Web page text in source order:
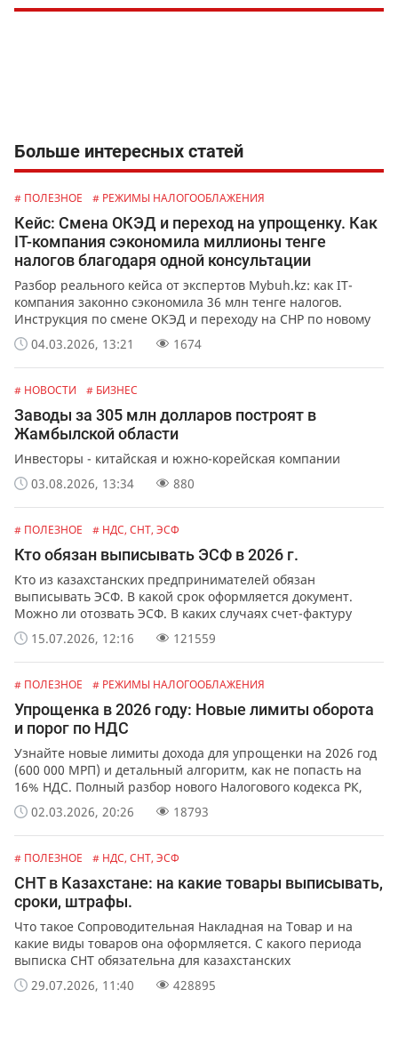
Больше интересных статей
# ПОЛЕЗНОЕ # РЕЖИМЫ НАЛОГООБЛАЖЕНИЯ
Кейс: Смена ОКЭД и переход на упрощенку. Как
IT-компания сэкономила миллионы тенге
налогов благодаря одной консультации
Разбор реального кейса от экспертов Mybuh.kz: как IT-
компания законно сэкономила 36 млн тенге налогов.
Инструкция по смене ОКЭД и переходу на СНР по новому
Налоговому кодексу 2026.
04.03.2026, 13:21 1674
# НОВОСТИ # БИЗНЕС
Заводы за 305 млн долларов построят в
Жамбылской области
Инвесторы - китайская и южно-корейская компании
03.08.2026, 13:34
880
# ПОЛЕЗНОЕ # НДС, СНТ, ЭСФ
Кто обязан выписывать ЭСФ в 2026 г.
Кто из казахстанских предпринимателей обязан
выписывать ЭСФ. В какой срок оформляется документ.
Можно ли отозвать ЭСФ. В каких случаях счет-фактуру
можно выписать в бумажной форме.
15.07.2026, 12:16 121559
# ПОЛЕЗНОЕ # РЕЖИМЫ НАЛОГООБЛАЖЕНИЯ
Упрощенка в 2026 году: Новые лимиты оборота
и порог по НДС
Узнайте новые лимиты дохода для упрощенки на 2026 год
(600 000 МРП) и детальный алгоритм, как не попасть на
16% НДС. Полный разбор нового Налогового кодекса РК,
катастрофические последствия превышения оборота и
правила сдачи 910 формы от экспертов Mybuh.kz.
02.03.2026, 20:26 18793
# ПОЛЕЗНОЕ # НДС, СНТ, ЭСФ
СНТ в Казахстане: на какие товары выписывать,
сроки, штрафы.
Что такое Сопроводительная Накладная на Товар и на
какие виды товаров она оформляется. С какого периода
выписка СНТ обязательна для казахстанских
предпринимателей и организаций. Какая ответственность
предусмотрена за не выписку или ошибки в СНТ.
29.07.2026, 11:40 428895